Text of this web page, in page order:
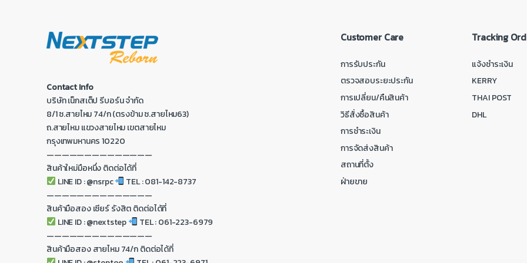
Contact Info
บริษัท เน็กสเต็ป รีบอร์น จำกัด
8/1 ซ.สายไหม 74/ก (ตรงข้าม ซ.สายไหม63)
ถ.สายไหม แขวงสายไหม เขตสายไหม
กรุงเทพมหานคร 10220
——————————————
สินค้าใหม่มือหนึ่ง ติดต่อได้ที่
LINE ID : @nsrpc
TEL : 081-142-8737
——————————————
สินค้ามือสอง เซียร์ รังสิต ติดต่อได้ที่
LINE ID : @nextstep
TEL : 061-223-6979
——————————————
สินค้ามือสอง สายไหม 74/ก ติดต่อได้ที่
Customer Care
การรับประกัน
ตรวจสอบระยะประกัน
การเปลี่ยน/คืนสินค้า
วิธีสั่งซื้อสินค้า
การชำระเงิน
การจัดส่งสินค้า
สถานที่ตั้ง
ฝ่ายขาย
Tracking
แจ้งชำระเงิน
KERRY
THAI POST
DHL